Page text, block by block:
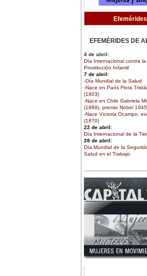
Efemérides
EFEMÉRIDES DE
4 de abril:
Día Internacional contra la
Prostitución Infantil
7 de abril:
-Día Mundial de la Salud
-Nace en París Flora
(1803)
-Nace en Chile Gabriela
(1889), premio Nobel 1945
-Nace Victoria Ocampo,
(1870)
22 de abril:
Día Internacional de la
28 de abril:
Día Mundial de la
Salud en el Trabajo
EFEMÉRIDES DE
1 de marzo:
Nace en Santiago, Chile,
escritora Mercedes
Alvarez (1924-1993), más
conocida como Mercedes
Valdivieso. En 1961
Brecha', considerada
primera novela feminista
Latinoamérica.
4 de marzo:
En México muere Adelina
Zendejas (1909-1993),